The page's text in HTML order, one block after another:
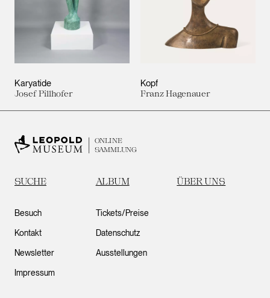
Karyatide
Josef Pillhofer
Kopf
Franz Hagenauer
ONLINE
SAMMLUNG
SUCHE ALBUM ÜBER UNS
Besuch
Kontakt
Newsletter
Impressum
Tickets/Preise
Datenschutz
Ausstellungen